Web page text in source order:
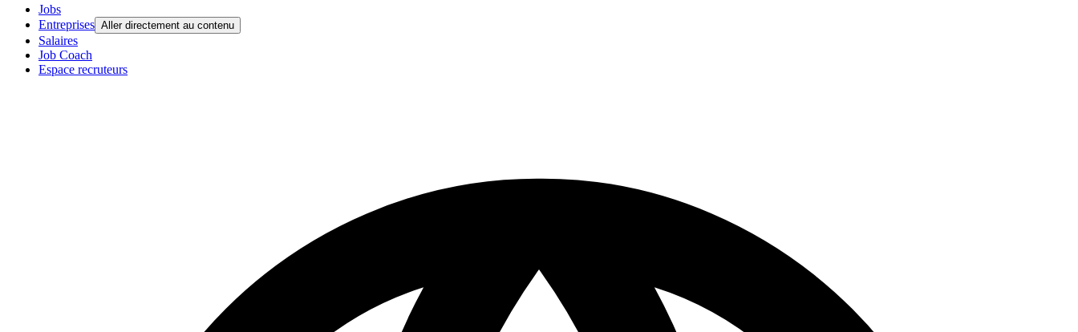
Jobs
Entreprises Aller directement au contenu
Salaires
Job Coach
Espace recruteurs